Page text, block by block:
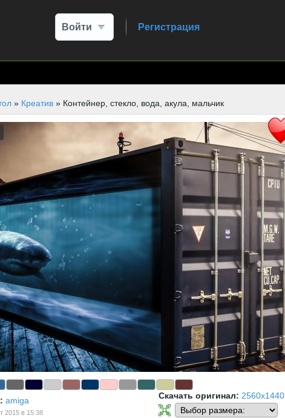
Войти Регистрация
» Креатив » Контейнер, стекло, вода, акула, мальчик
amiga
2015 в 15:38
Скачать оригинал: 2560x1440